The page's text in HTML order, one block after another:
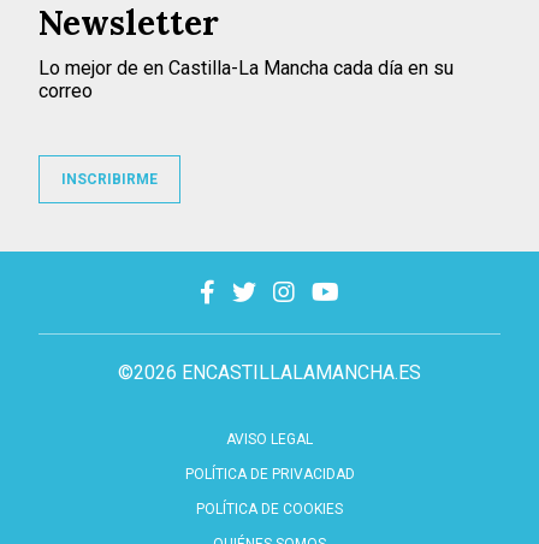
©2026 ENCASTILLALAMANCHA.ES
AVISO LEGAL
POLÍTICA DE PRIVACIDAD
POLÍTICA DE COOKIES
Newsletter
Lo mejor de en Castilla-La Mancha cada día en su
correo
INSCRIBIRME